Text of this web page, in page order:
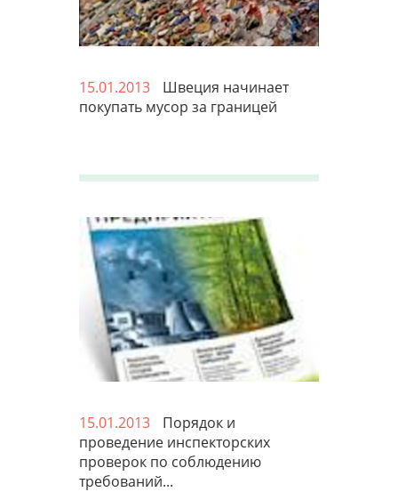
15.01.2013
Швеция начинает
покупать мусор за границей
15.01.2013
Порядок и
проведение инспекторских
проверок по соблюдению
требований...